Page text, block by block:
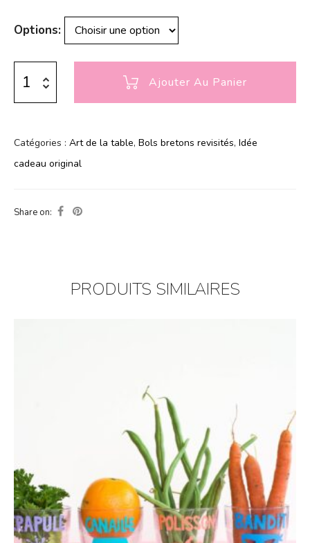
Options
Ajouter Au Panier
Catégories : Art de la table, Bols bretons revisités, Idée
cadeau original
Share on:
PRODUITS SIMILAIRES